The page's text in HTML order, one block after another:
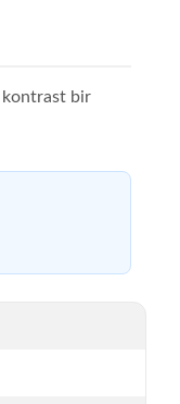
kontrast bir